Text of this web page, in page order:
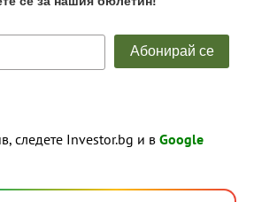
следете Investor.bg и в Google